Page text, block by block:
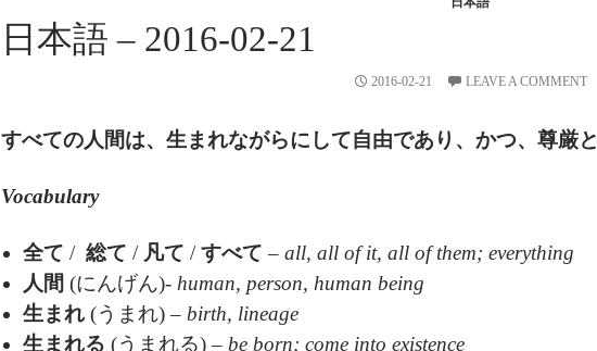
日本語 – 2016-02-21
2016-02-21 LEAVE A COMMENT
すべての人間は、 生 まれながらにして自由であり、かつ、 尊厳と
Vocabulary
全て / 総て / 凡て /すべて – all, all of it, all of them; everything
人間 (にんげん)- human, person, human being
生まれ(うまれ) – birth, lineage
生まれる (うまれる) – be born; come into existence